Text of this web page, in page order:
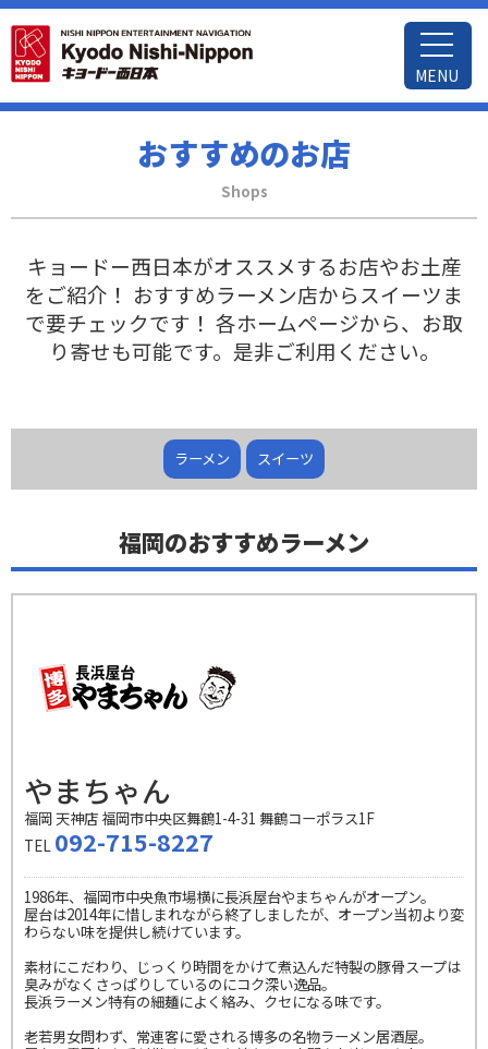
MENU
おすすめのお店
Shops
キョードー西日本がオススメするお店やお土産
をご紹介！ おすすめラーメン店からスイーツま
で要チェックです！ 各ホームページから、お取
り寄せも可能です。是非ご利用ください。
ラーメン スイーツ
福岡のおすすめラーメン
やまちゃん
福岡 天神店 福岡市中央区舞鶴1-4-31 舞鶴コーポラス1F
TEL 092-715-8227
1986年、福岡市中央魚市場横に長浜屋台やまちゃんがオープン。
屋台は2014年に惜しまれながら終了しましたが、オープン当初より変
わらない味を提供し続けています。
素材にこだわり、じっくり時間をかけて煮込んだ特製の豚骨スープは
臭みがなくさっぱりしているのにコク深い逸品。
長浜ラーメン特有の細麺によく絡み、クセになる味です。
老若男女問わず、常連客に愛される博多の名物ラーメン居酒屋。